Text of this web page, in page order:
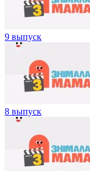
9 выпуск
8 выпуск